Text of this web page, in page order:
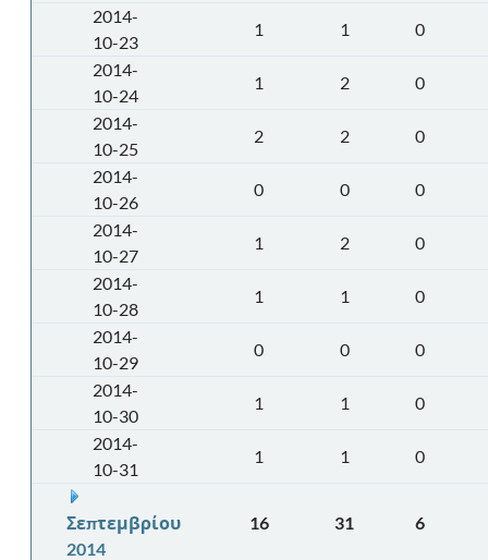
2014-
10-23
1 1
0
2014-
10-24
1 2
0
2014-
10-25
2 2
0
2014-
10-26
0 0
0
2014-
10-27
1 2
0
2014-
10-28
1 1
0
2014-
10-29
0 0
0
2014-
10-30
1 1
0
2014-
10-31
1 1 0
Σεπτεμβρίου
2014
16 31 6